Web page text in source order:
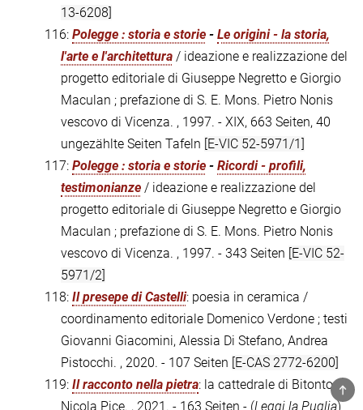
13-6208]
116: Polegge : storia e storie - Le origini - la storia,
l'arte e l'architettura / ideazione e realizzazione del
progetto editoriale di Giuseppe Negretto e Giorgio
Maculan ; prefazione di S. E. Mons. Pietro Nonis
vescovo di Vicenza. , 1997. - XIX, 663 Seiten, 40
ungezählte Seiten Tafeln [E-VIC 52-5971/1]
117: Polegge : storia e storie - Ricordi - profili,
testimonianze / ideazione e realizzazione del
progetto editoriale di Giuseppe Negretto e Giorgio
Maculan ; prefazione di S. E. Mons. Pietro Nonis
vescovo di Vicenza. , 1997. - 343 Seiten [E-VIC 52-
5971/2]
118: Il presepe di Castelli: poesia in ceramica /
coordinamento editoriale Domenico Verdone ; testi
Giovanni Giacomini, Alessia Di Stefano, Andrea
Pistocchi. , 2020. - 107 Seiten [E-CAS 2772-6200]
119: Il racconto nella pietra: la cattedrale di Bitonto /
Nicola Pice. , 2021. - 163 Seiten - (Leggi la Puglia)
TOP